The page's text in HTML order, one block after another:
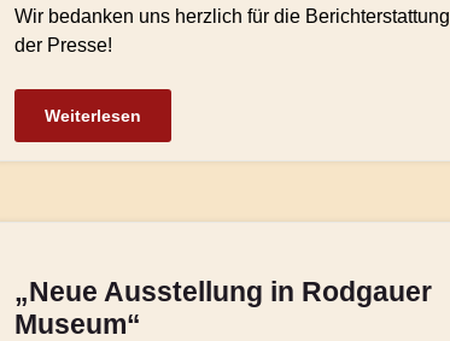
Wir bedanken uns herzlich für die Berichterstattung
der Presse!
Weiterlesen
„Neue Ausstellung in Rodgauer
Museum“